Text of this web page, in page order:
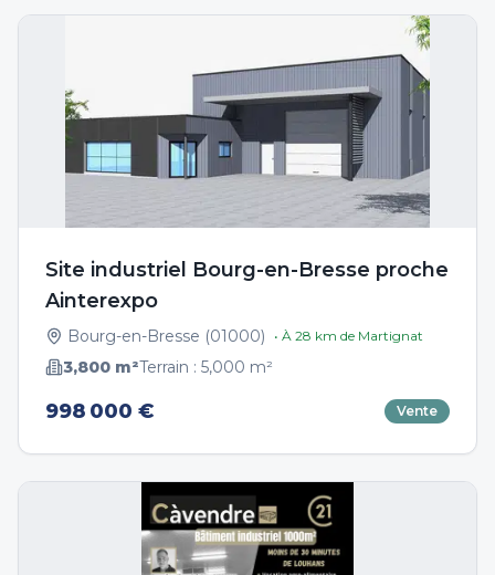
Site industriel Bourg-en-Bresse proche
Ainterexpo
Bourg-en-Bresse (01000) • À 28 km de Martignat
3,800 m²Terrain : 5,000 m²
998 000 € Vente